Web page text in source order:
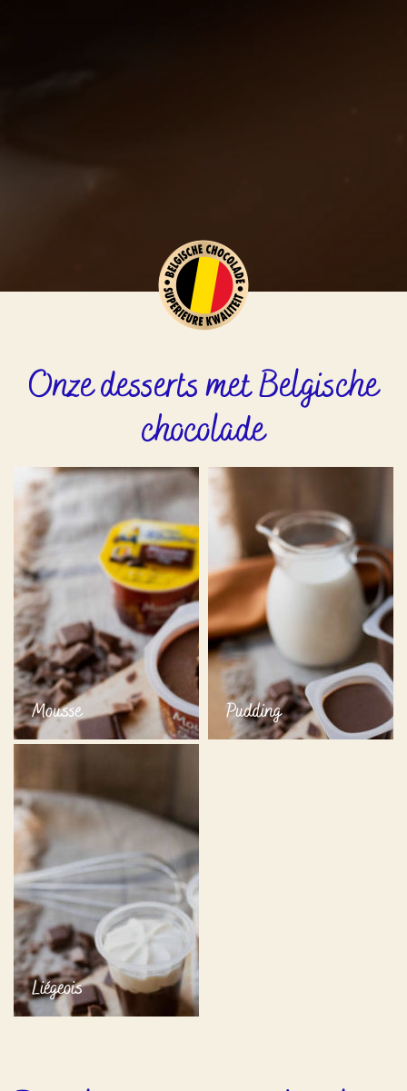
Onze desserts met Belgische
chocolade
Mousse Pudding
Liégeois